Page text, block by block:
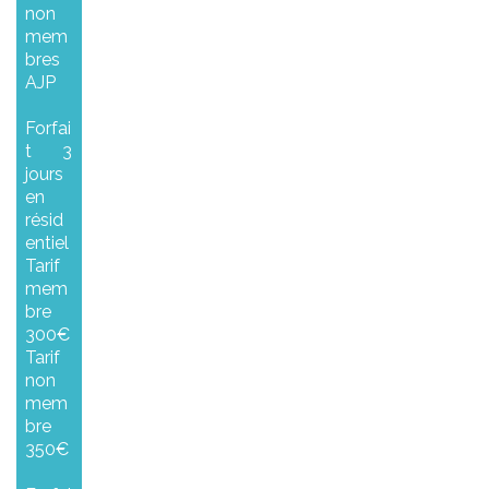
non
mem
bres
AJP
Forfai
t 3
jours
en
résid
entiel
Tarif
mem
bre
300€
Tarif
non
mem
bre
350€